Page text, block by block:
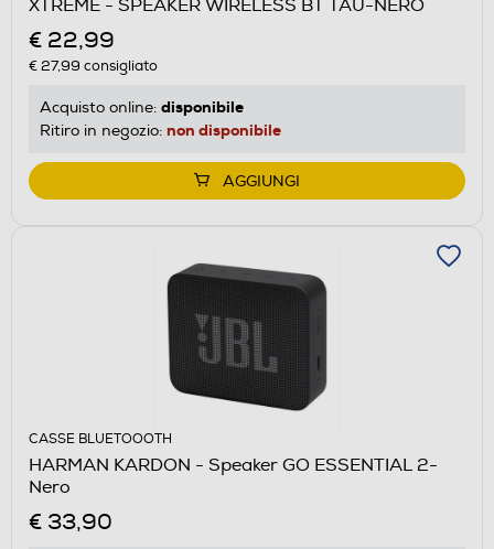
XTREME - SPEAKER WIRELESS BT TAU-NERO
€ 22,99
€ 27,99 consigliato
Acquisto online: disponibile
Ritiro in negozio: non disponibile
AGGIUNGI
CASSE BLUETOOOTH
HARMAN KARDON - Speaker GO ESSENTIAL 2-
Nero
€ 33,90